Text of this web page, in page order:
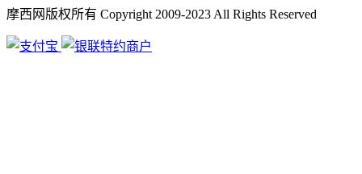
摩西网版权所有 Copyright 2009-2023 All Rights Reserved